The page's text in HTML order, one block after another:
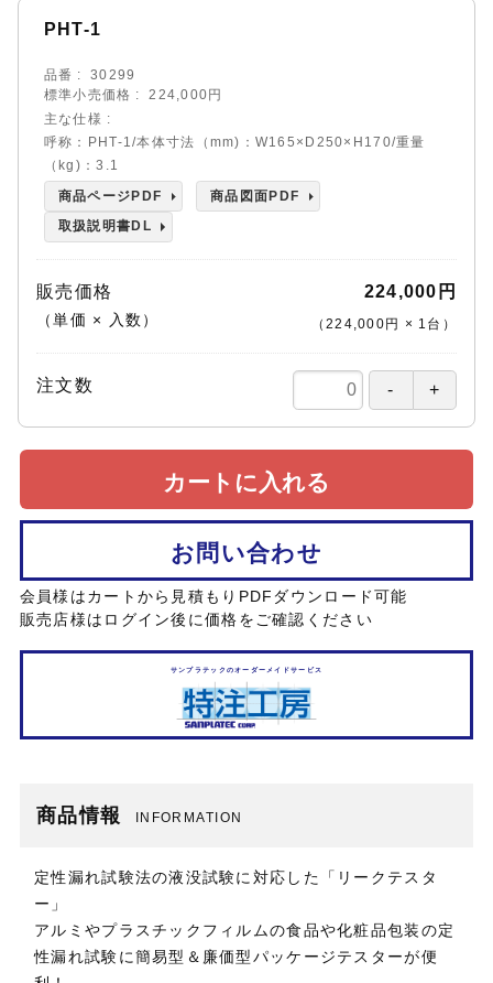
PHT-1
品番
30299
標準小売価格
224,000円
主な仕様
呼称：PHT-1/本体寸法（mm)：W165×D250×H170/重量
（kg)：3.1
商品ページPDF
商品図面PDF
取扱説明書DL
販売価格
（単価 × 入数）
224,000円
（224,000円 × 1 台 ）
注文数
サンプラテックのオーダーメイドサービス
お問い合わせ
カートに入れる
会員様はカートから見積もりPDFダウンロード可能
販売店様はログイン後に価格をご確認ください
商品情報 INFORMATION
定性漏れ試験法の液没試験に対応した「リークテスタ
ー」
アルミやプラスチックフィルムの食品や化粧品包装の定
性漏れ試験に簡易型＆廉価型パッケージテスターが便